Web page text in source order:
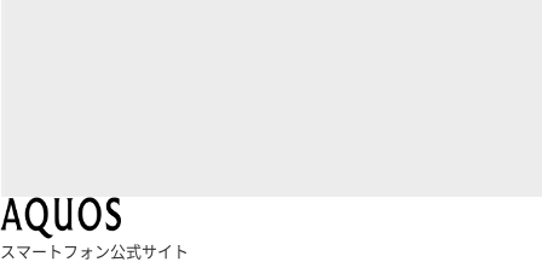
スマートフォン公式サイト